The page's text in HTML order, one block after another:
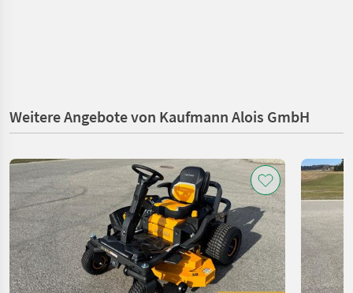
Weitere Angebote von Kaufmann Alois GmbH